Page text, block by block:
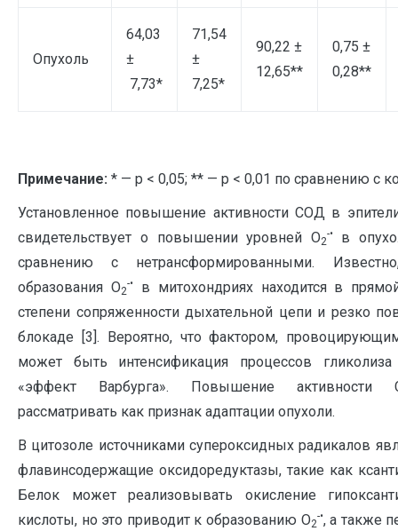
Опухоль
64,03
±
7,73*
71,54
±
7,25*
90,22 ±
12,65**
0,75 ±
0,28**
Примечание: * — р < 0,05; ** — р < 0,01 по сравнению с
Установленное повышение активности СОД в
свидетельствует о повышении уровней О2
-• в
сравнению с нетрансформированными.
образования О2
-•в митохондриях находится в
степени сопряженности дыхательной цепи и резко
блокаде [3]. Вероятно, что фактором,
может быть интенсификация процессов
«эффект Варбурга». Повышение
рассматривать как признак адаптации опухоли.
В цитозоле источниками супероксидных радикалов
флавинсодержащие оксидоредуктазы, такие как
Белок может реализовывать окисление
кислоты, но это приводит к образованию О2
-•, а также